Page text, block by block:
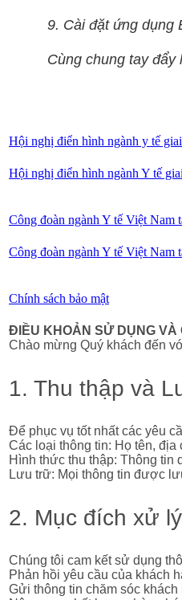
9. Cài đặt ứng dụng
Cùng chung tay
Hội nghị điển hình ngành y tế
Hội nghị điển hình ngành Y tế
Công đoàn ngành Y tế Việt Nam
Công đoàn ngành Y tế Việt Nam
Chính sách bảo mật
ĐIỀU KHOẢN SỬ DỤNG VÀ
Chào mừng Quý khách đến
1. Thu thập và
Để phục vụ tốt nhất các yêu
Các loại thông tin: Họ tên, địa
Hình thức thu thập: Thông tin
Lưu trữ: Mọi thông tin được
2. Mục đích xử
Chúng tôi cam kết sử dụng
Phản hồi yêu cầu của khách
Gửi thông tin chăm sóc